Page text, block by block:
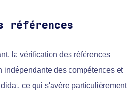
références
la vérification des références
indépendante des compétences et
ce qui s'avère particulièrement